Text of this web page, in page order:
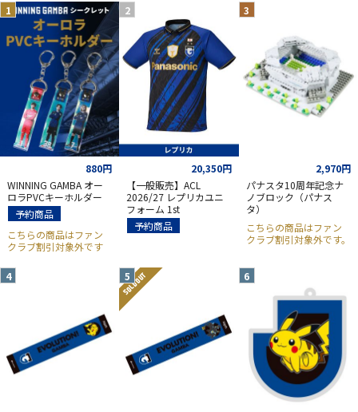
880円
WINNING GAMBA オー
ロラPVCキーホルダー
予約商品
こちらの商品はファン
クラブ割引対象外です
20,350円
【一般販売】ACL
2026/27 レプリカユニ
フォーム 1st
予約商品
2,970円
パナスタ10周年記念ナ
ノブロック（パナス
タ）
こちらの商品はファン
クラブ割引対象外です。
SOLD OUT